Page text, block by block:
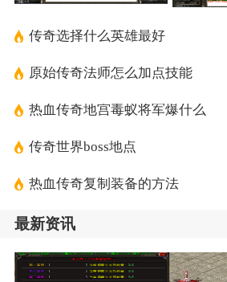
传奇选择什么英雄最好
原始传奇法师怎么加点技能
热血传奇地宫毒蚁将军爆什么
传奇世界boss地点
热血传奇复制装备的方法
最新资讯